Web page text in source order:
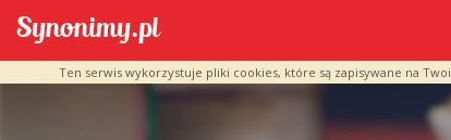
Ten serwis wykorzystuje pliki cookies, które są zapisywane na